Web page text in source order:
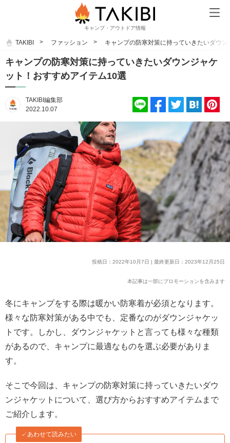
キャンプ・アウトドア情報
TAKIBI ファッション キャンプの防寒対策に持っていきたいダウ
キャンプの防寒対策に持っていきたいダウンジャケ
ット！おすすめアイテム10選
TAKIBI編集部
2022.10.07
投稿日：2022年10月7日 | 最終更新日：2023年12月25日
本記事は一部にプロモーションを含みます
冬にキャンプをする際は暖かい防寒着が必須となります。
様々な防寒対策がある中でも、定番なのがダウンジャケッ
トです。しかし、ダウンジャケットと言っても様々な種類
があるので、キャンプに最適なものを選ぶ必要がありま
す。
そこで今回は、キャンプの防寒対策に持っていきたいダウ
ンジャケットについて、選び方からおすすめアイテムまで
ご紹介します。
✓あわせて読みたい